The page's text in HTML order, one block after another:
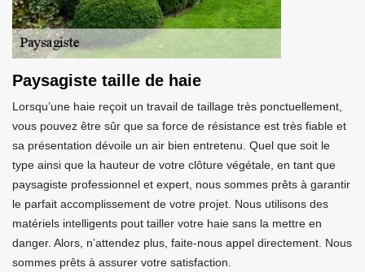
Paysagiste taille de haie
Lorsqu’une haie reçoit un travail de taillage très ponctuellement,
vous pouvez être sûr que sa force de résistance est très fiable et
sa présentation dévoile un air bien entretenu. Quel que soit le
type ainsi que la hauteur de votre clôture végétale, en tant que
paysagiste professionnel et expert, nous sommes prêts à garantir
le parfait accomplissement de votre projet. Nous utilisons des
matériels intelligents pout tailler votre haie sans la mettre en
danger. Alors, n’attendez plus, faite-nous appel directement. Nous
sommes prêts à assurer votre satisfaction.